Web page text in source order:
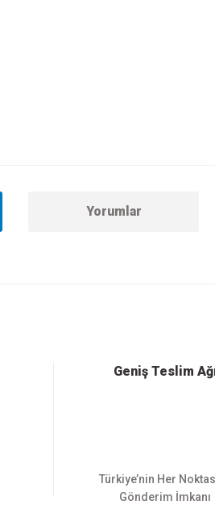
Yorumlar
Geniş Teslim
Türkiye’nin Her
Gönderim İmkanı